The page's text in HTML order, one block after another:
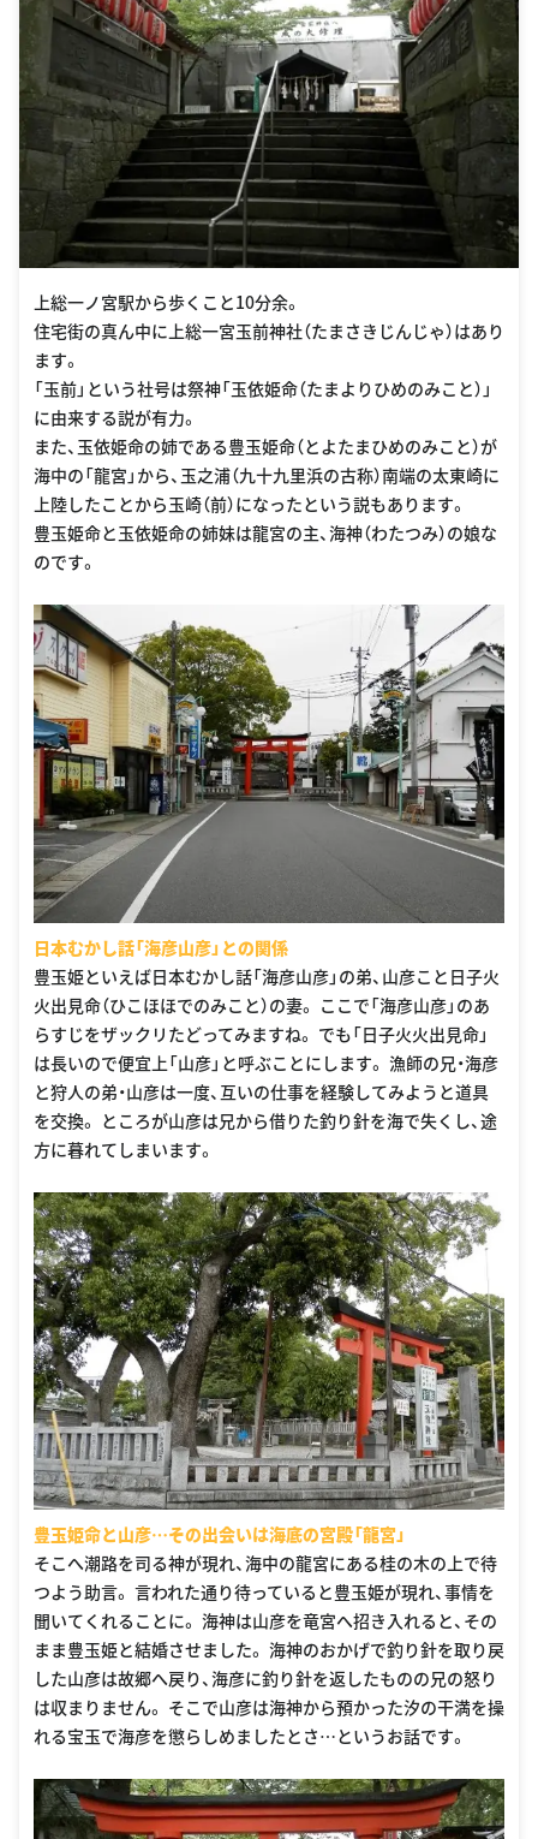
上総一ノ宮駅から歩くこと10分余。
住宅街の真ん中に上総一宮玉前神社（たまさきじんじゃ）はあり
ます。
「玉前」という社号は祭神「玉依姫命（たまよりひめのみこと）」
に由来する説が有力。
また、玉依姫命の姉である豊玉姫命（とよたまひめのみこと）が
海中の「龍宮」から、玉之浦（九十九里浜の古称）南端の太東崎に
上陸したことから玉崎（前）になったという説もあります。
豊玉姫命と玉依姫命の姉妹は龍宮の主、海神（わたつみ）の娘な
のです。
日本むかし話「海彦山彦」との関係
豊玉姫といえば日本むかし話「海彦山彦」の弟、山彦こと日子火
火出見命（ひこほほでのみこと）の妻。 ここで「海彦山彦」のあ
らすじをザックリたどってみますね。 でも「日子火火出見命」
は長いので便宜上「山彦」と呼ぶことにします。 漁師の兄・海彦
と狩人の弟・山彦は一度、互いの仕事を経験してみようと道具
を交換。 ところが山彦は兄から借りた釣り針を海で失くし、途
方に暮れてしまいます。
豊玉姫命と山彦…その出会いは海底の宮殿「龍宮」
そこへ潮路を司る神が現れ、海中の龍宮にある桂の木の上で待
つよう助言。 言われた通り待っていると豊玉姫が現れ、事情を
聞いてくれることに。 海神は山彦を竜宮へ招き入れると、その
まま豊玉姫と結婚させました。 海神のおかげで釣り針を取り戻
した山彦は故郷へ戻り、海彦に釣り針を返したものの兄の怒り
は収まりません。 そこで山彦は海神から預かった汐の干満を操
れる宝玉で海彦を懲らしめましたとさ…というお話です。